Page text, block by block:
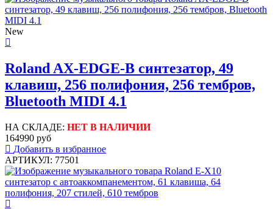
New
Roland AX-EDGE-B синтезатор, 49
клавиш, 256 полифония, 256 тембров,
Bluetooth MIDI 4.1
НА СКЛАДЕ: НЕТ В НАЛИЧИИ
164990 руб
Добавить в избранное
АРТИКУЛ: 77501